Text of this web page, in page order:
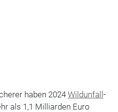
haben 2024Wildunfall-
als 1,1 Milliarden Euro